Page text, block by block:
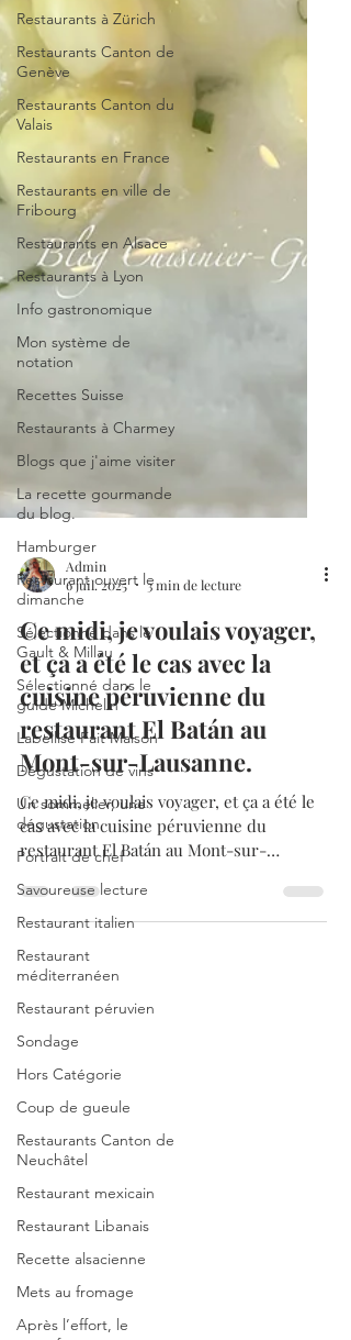
Restaurants à Zürich
Restaurants Canton de
Genève
Restaurants Canton du
Valais
Restaurants en France
Restaurants en ville de
Fribourg
Restaurants en Alsace
Restaurants à Lyon
Info gastronomique
Mon système de
notation
Recettes Suisse
Restaurants à Charmey
Blogs que j'aime visiter
La recette gourmande
du blog.
Hamburger
Restaurant ouvert le
dimanche
Sélectionné dans le
Gault & Millau
Sélectionné dans le
guide Michelin
Labellisé Fait Maison
Dégustation de vins
Un sommelier, une
dégustation
Portrait de chef
Savoureuse lecture
Restaurant italien
Restaurant
méditerranéen
Restaurant péruvien
Sondage
Hors Catégorie
Coup de gueule
Restaurants Canton de
Neuchâtel
Restaurant mexicain
Restaurant Libanais
Recette alsacienne
Mets au fromage
Après l’effort, le
Admin
6 juil. 2025
3 min de lecture
Ce midi, je voulais voyager,
et ça a été le cas avec la
cuisine péruvienne du
restaurant El Batán au
Mont-sur-Lausanne.
Ce midi, je voulais voyager, et ça a été le
cas avec la cuisine péruvienne du
restaurant El Batán au Mont-sur-
Lausanne. C’est aussi une...